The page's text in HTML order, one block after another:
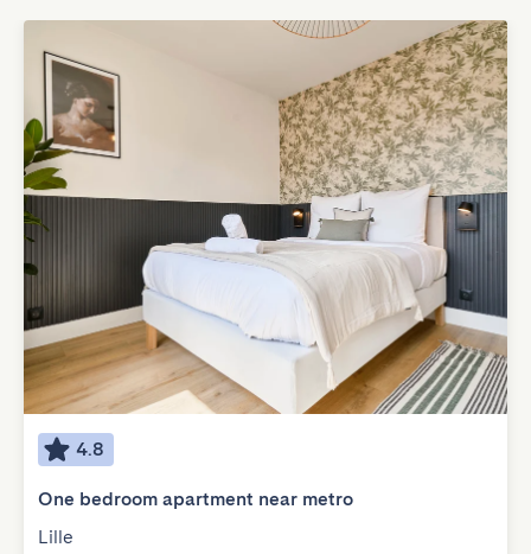
4.8
One bedroom apartment near metro
Lille